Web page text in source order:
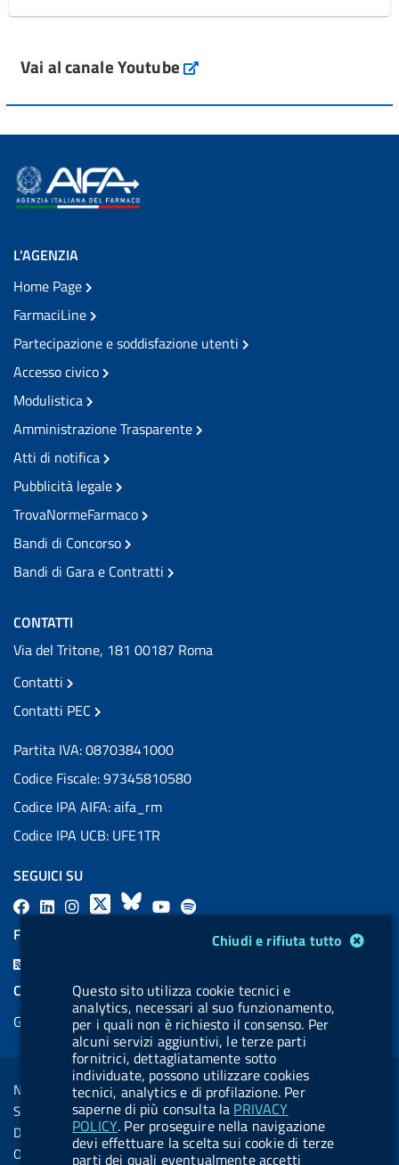
Vai al canale Youtube
Chiudi e rifiuta tutto
Questo sito utilizza cookie tecnici e
analytics, necessari al suo funzionamento,
per i quali non è richiesto il consenso. Per
alcuni servizi aggiuntivi, le terze parti
fornitrici, dettagliatamente sotto
individuate, possono utilizzare cookies
tecnici, analytics e di profilazione. Per
saperne di più consulta la PRIVACY
POLICY. Per proseguire nella navigazione
devi effettuare la scelta sui cookie di terze
parti dei quali eventualmente accetti
L'AGENZIA
Home Page
FarmaciLine
Partecipazione e soddisfazione utenti
Accesso civico
Modulistica
Amministrazione Trasparente
Atti di notifica
Pubblicità legale
TrovaNormeFarmaco
Bandi di Concorso
Bandi di Gara e Contratti
CONTATTI
Via del Tritone, 181 00187 Roma
Contatti
Contatti PEC
Partita IVA: 08703841000
Codice Fiscale: 97345810580
Codice IPA AIFA: aifa_rm
Codice IPA UCB: UFE1TR
SEGUICI SU
F
L
l
.
b
u
t
t
o
X
B
s
k
y
Y
u
b
e
l
l
.
b
u
t
t
o
FEED RSS
COOKIES
Gestione cookie
Sezione Link Utili
Note legali
Social Media Policy
Dichiarazione di accessibilità
Obiettivi di accessibilità